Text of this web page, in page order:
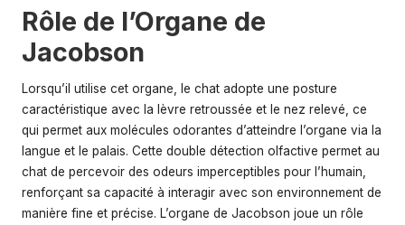
Rôle de l’Organe de
Jacobson
Lorsqu’il utilise cet organe, le chat adopte une posture
caractéristique avec la lèvre retroussée et le nez relevé, ce
qui permet aux molécules odorantes d’atteindre l’organe via la
langue et le palais. Cette double détection olfactive permet au
chat de percevoir des odeurs imperceptibles pour l’humain,
renforçant sa capacité à interagir avec son environnement de
manière fine et précise. L’organe de Jacobson joue un rôle